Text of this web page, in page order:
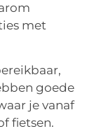
met
goede
je vanaf
fietsen.